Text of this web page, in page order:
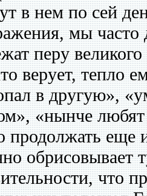
в нем по сей
мы часто
перу великого
тепло
в другую»,
«нынче
продолжать
что